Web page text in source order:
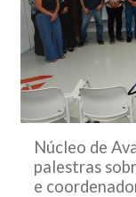
Núcleo de
palestras
e